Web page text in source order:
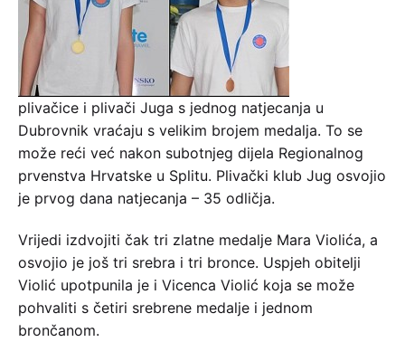
plivačice i plivači Juga s jednog natjecanja u
Dubrovnik vraćaju s velikim brojem medalja. To se
može reći već nakon subotnjeg dijela Regionalnog
prvenstva Hrvatske u Splitu. Plivački klub Jug osvojio
je prvog dana natjecanja – 35 odličja.
Vrijedi izdvojiti čak tri zlatne medalje Mara Violića, a
osvojio je još tri srebra i tri bronce. Uspjeh obitelji
Violić upotpunila je i Vicenca Violić koja se može
pohvaliti s četiri srebrene medalje i jednom
brončanom.